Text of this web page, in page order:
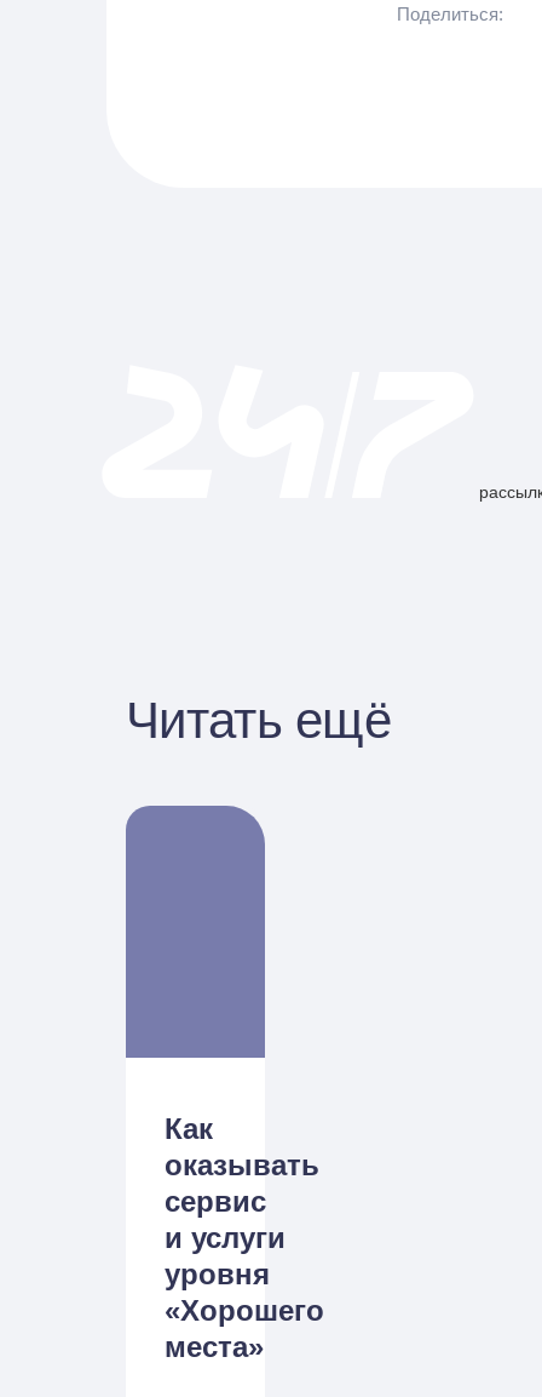
Поделиться:
Читать ещё
Как
оказывать
сервис
и услуги
уровня
«Хорошего
места»